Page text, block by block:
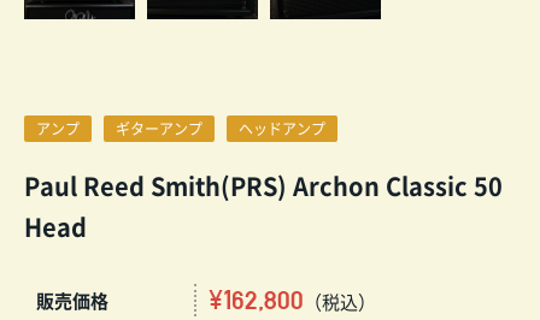
アンプ ギターアンプ ヘッドアンプ
Paul Reed Smith(PRS) Archon Classic 50
Head
販売価格 ¥162,800 （税込）